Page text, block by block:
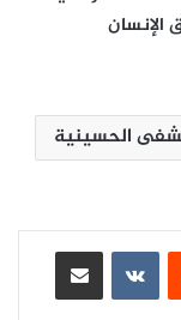
الحسينية
مشاركة عبر البريد